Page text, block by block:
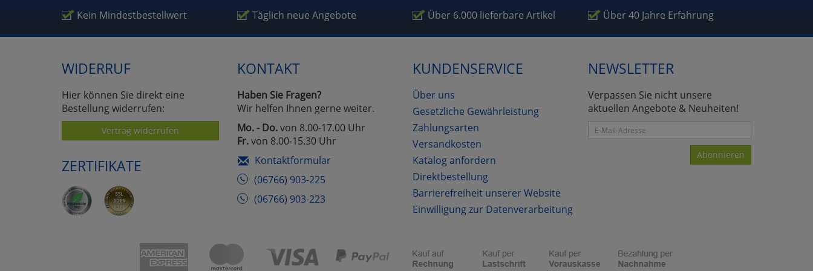
Kein Mindestbestellwert Täglich neue Angebote Über 6.000 lieferbare Artikel Über 40 Jahre Erfahrung
WIDERRUF
Hier können Sie direkt eine
Bestellung widerrufen:
Vertrag widerrufen
ZERTIFIKATE
KONTAKT
Haben Sie Fragen?
Wir helfen Ihnen gerne weiter.
Mo. - Do.von 8.00-17.00 Uhr
Fr.von 8.00-15.30 Uhr
Kontaktformular
(06766) 903-225
(06766) 903-223
KUNDENSERVICE
Über uns
Gesetzliche Gewährleistung
Zahlungsarten
Versandkosten
Katalog anfordern
Direktbestellung
Barrierefreiheit unserer Website
Einwilligung zur Datenverarbeitung
NEWSLETTER
Verpassen Sie nicht unsere
aktuellen Angebote & Neuheiten!
Abonnieren
zurückzu Haupptseite Zustimmung Datenverarbeitung (Seitenende)